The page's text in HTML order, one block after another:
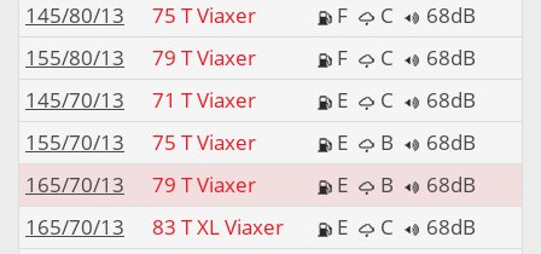
145/80/13
75 T Viaxer F C
68dB
155/80/13
79 T Viaxer F C
68dB
145/70/13
71 T Viaxer E C
68dB
155/70/13
75 T Viaxer E B
68dB
165/70/13
79 T Viaxer E B
68dB
165/70/13
83 T XL Viaxer E C
68dB